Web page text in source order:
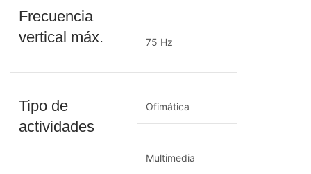
Frecuencia
vertical máx.
75 Hz
Tipo de
actividades
Ofimática
Multimedia